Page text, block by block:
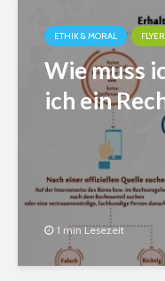
ETHIK & MORAL
Wie muss
ich ein
1 min Lesezeit